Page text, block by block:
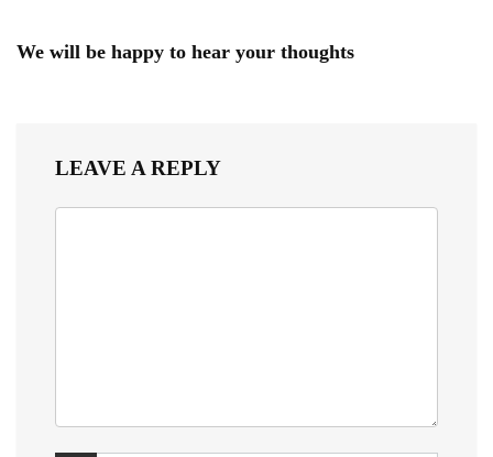
We will be happy to hear your thoughts
LEAVE A REPLY